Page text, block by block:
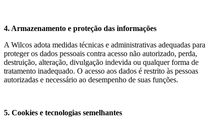
4. Armazenamento e proteção das informações
A Wilcos adota medidas técnicas e administrativas adequadas para
proteger os dados pessoais contra acesso não autorizado, perda,
destruição, alteração, divulgação indevida ou qualquer forma de
tratamento inadequado. O acesso aos dados é restrito às pessoas
autorizadas e necessário ao desempenho de suas funções.
5. Cookies e tecnologias semelhantes